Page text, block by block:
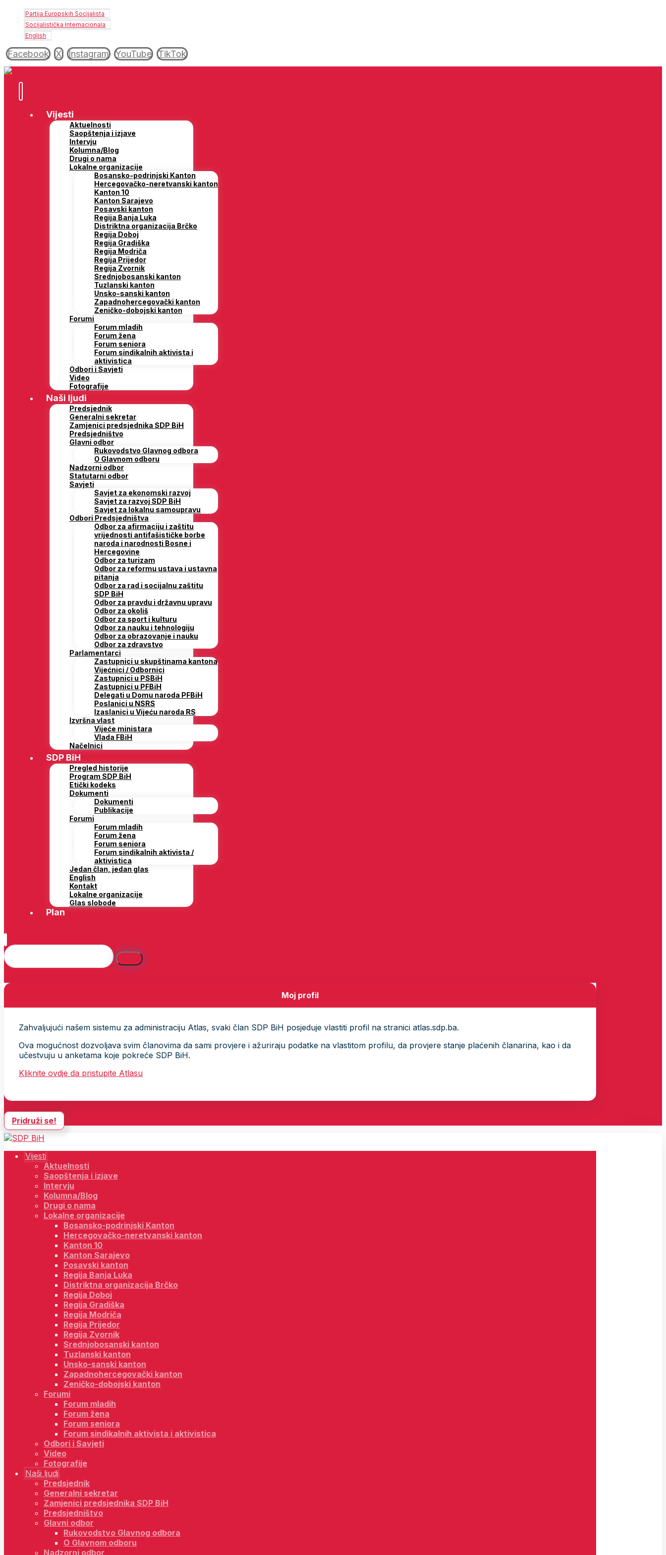
Partija Europskih Socijalista
Socijalistička Internacionala
English
Facebook X Instagram YouTube TikTok
Vijesti
Aktuelnosti
Saopštenja i izjave
Intervju
Kolumna/Blog
Drugi o nama
Lokalne organizacije
Bosansko-podrinjski Kanton
Hercegovačko-neretvanski kanton
Kanton 10
Kanton Sarajevo
Posavski kanton
Regija Banja Luka
Distriktna organizacija Brčko
Regija Doboj
Regija Gradiška
Regija Modriča
Regija Prijedor
Regija Zvornik
Srednjobosanski kanton
Tuzlanski kanton
Unsko-sanski kanton
Zapadnohercegovački kanton
Zeničko-dobojski kanton
Forumi
Forum mladih
Forum žena
Forum seniora
Forum sindikalnih aktivista i
aktivistica
Odbori i Savjeti
Video
Fotografije
Naši ljudi
Predsjednik
Generalni sekretar
Zamjenici predsjednika SDP BiH
Predsjedništvo
Glavni odbor
Rukovodstvo Glavnog odbora
O Glavnom odboru
Nadzorni odbor
Statutarni odbor
Savjeti
Savjet za ekonomski razvoj
Savjet za razvoj SDP BiH
Savjet za lokalnu samoupravu
Odbori Predsjedništva
Odbor za afirmaciju i zaštitu
vrijednosti antifašističke borbe
naroda i narodnosti Bosne i
Hercegovine
Odbor za turizam
Odbor za reformu ustava i ustavna
pitanja
Odbor za rad i socijalnu zaštitu
SDP BiH
Odbor za pravdu i državnu upravu
Odbor za okoliš
Odbor za sport i kulturu
Odbor za nauku i tehnologiju
Odbor za obrazovanje i nauku
Odbor za zdravstvo
Parlamentarci
Zastupnici u skupštinama kantona
Vijećnici / Odbornici
Zastupnici u PSBiH
Zastupnici u PFBiH
Delegati u Domu naroda PFBiH
Poslanici u NSRS
Izaslanici u Vijeću naroda RS
Izvršna vlast
Vijeće ministara
Vlada FBiH
Načelnici
SDP BiH
Pregled historije
Program SDP BiH
Etički kodeks
Dokumenti
Dokumenti
Publikacije
Forumi
Forum mladih
Forum žena
Forum seniora
Forum sindikalnih aktivista /
aktivistica
Jedan član, jedan glas
English
Kontakt
Lokalne organizacije
Glas slobode
Plan
Moj profil
Zahvaljujući našem sistemu za administraciju Atlas, svaki član SDP BiH posjeduje vlastiti profil na stranici atlas.sdp.ba.
Ova mogućnost dozvoljava svim članovima da sami provjere i ažuriraju podatke na vlastitom profilu, da provjere stanje plaćenih članarina, kao i da
učestvuju u anketama koje pokreće SDP BiH.
Kliknite ovdje da pristupite Atlasu
Pridruži se!
Vijesti
Aktuelnosti
Saopštenja i izjave
Intervju
Kolumna/Blog
Drugi o nama
Lokalne organizacije
Bosansko-podrinjski Kanton
Hercegovačko-neretvanski kanton
Kanton 10
Kanton Sarajevo
Posavski kanton
Regija Banja Luka
Distriktna organizacija Brčko
Regija Doboj
Regija Gradiška
Regija Modriča
Regija Prijedor
Regija Zvornik
Srednjobosanski kanton
Tuzlanski kanton
Unsko-sanski kanton
Zapadnohercegovački kanton
Zeničko-dobojski kanton
Forumi
Forum mladih
Forum žena
Forum seniora
Forum sindikalnih aktivista i aktivistica
Odbori i Savjeti
Video
Fotografije
Naši ljudi
Predsjednik
Generalni sekretar
Zamjenici predsjednika SDP BiH
Predsjedništvo
Glavni odbor
Rukovodstvo Glavnog odbora
O Glavnom odboru
Nadzorni odbor